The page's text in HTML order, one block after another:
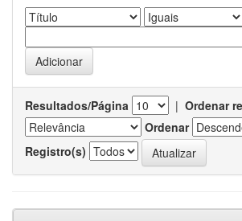
Resultados/Página | Ordenar
Ordenar
Registro(s)